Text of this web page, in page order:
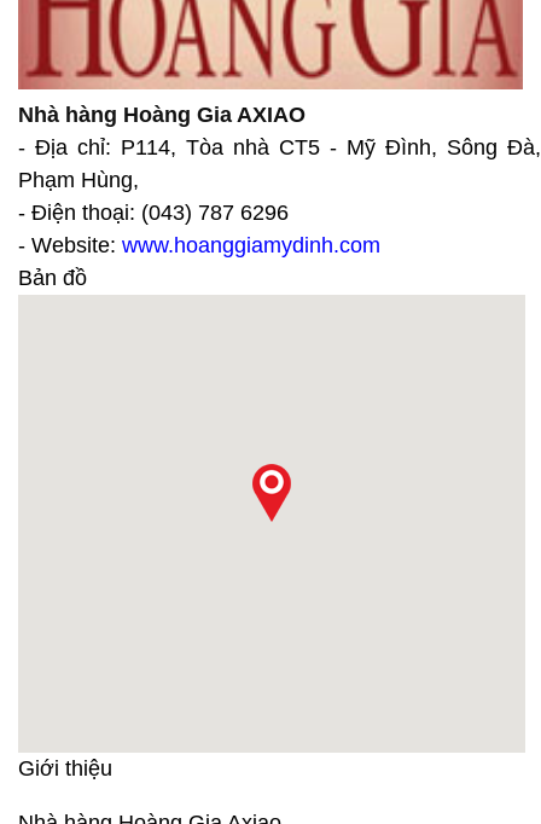
Nhà hàng Hoàng Gia AXIAO
- Địa chỉ: P114, Tòa nhà CT5 - Mỹ Đình, Sông Đà,
Phạm Hùng,
- Điện thoại: (043) 787 6296
- Website: www.hoanggiamydinh.com
Bản đồ
Giới thiệu